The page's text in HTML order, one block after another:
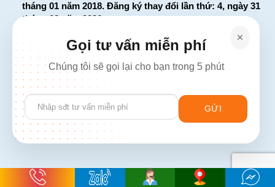
tháng 01 năm 2018. Đăng ký thay đổi lần thứ: 4, ngày 31
tháng 03 năm 2026
226 Đường Láng, Đống Đa, Hà Nội
137 Đường Hòa Hưng, Phường 12, Quận 10, TP. Hồ Chí
Minh
Hotline: 1900 2106 - 0386 001 001
Email:Giaiphap3g@gmail.com
Gọi tư vấn miễn phí
Chúng tôi sẽ gọi lại cho bạn trong 5 phút
Please
leave
field